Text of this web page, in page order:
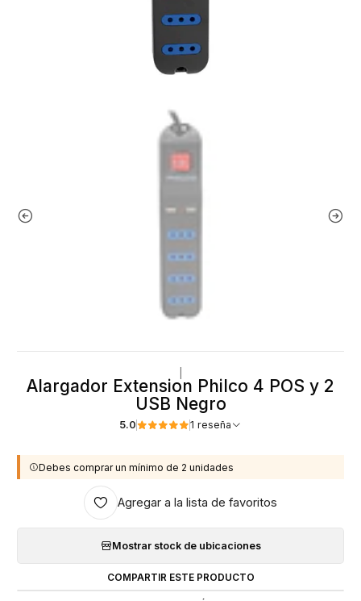
Alargador Extension Philco 4 POS y 2
USB Negro
5.0 1 reseña
Debes comprar un mínimo de 2 unidades
Agregar a la lista de favoritos
Mostrar stock de ubicaciones
COMPARTIR ESTE PRODUCTO